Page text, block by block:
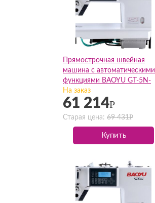
Прямострочная швейная
машина с автоматическими
функциями BAOYU GT-5N-
H(Комплект)
На заказ
61 214Р
Старая цена: 69 431Р
Купить